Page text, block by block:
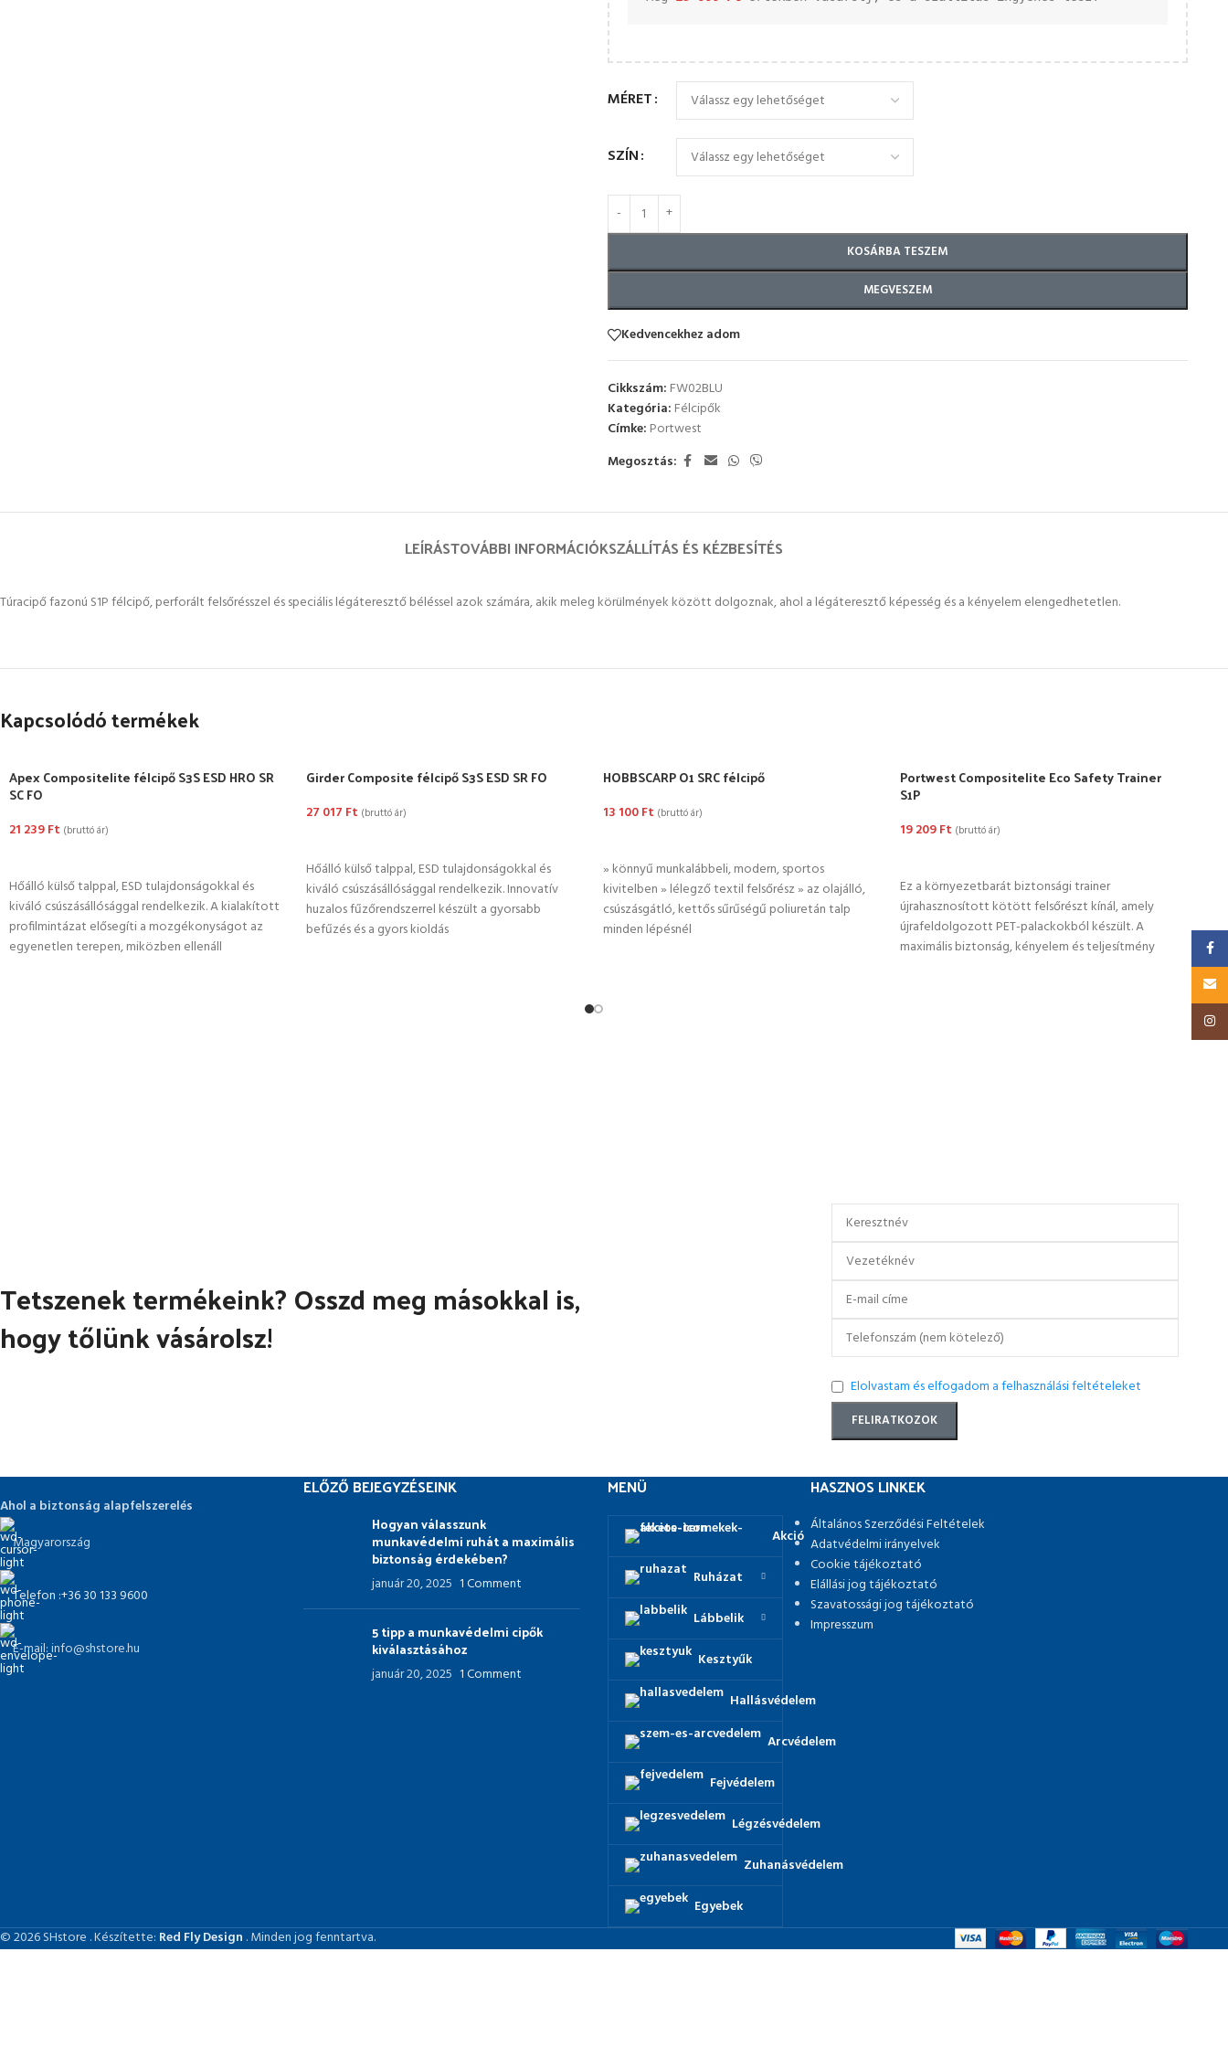
MÉRET
SZÍN
KOSÁRBA TESZEM
MEGVESZEM
Kedvencekhez adom
Cikkszám: FW02BLU
Kategória: Félcipők
Címke: Portwest
Megosztás:
LEÍRÁSTOVÁBBI INFORMÁCIÓKSZÁLLÍTÁS ÉS KÉZBESÍTÉS
Túracipő fazonú S1P félcipő, perforált felsőrésszel és speciális légáteresztő béléssel azok számára, akik meleg körülmények között dolgoznak, ahol a légáteresztő képesség és a kényelem elengedhetetlen.
Kapcsolódó termékek
Apex Compositelite félcipő S3S ESD HRO SR
SC FO
21 239Ft (bruttó ár)
Hőálló külső talppal, ESD tulajdonságokkal és
kiváló csúszásállósággal rendelkezik. A kialakított
profilmintázat elősegíti a mozgékonyságot az
egyenetlen terepen, miközben ellenáll
Girder Composite félcipő S3S ESD SR FO
27 017 Ft (bruttó ár)
Hőálló külső talppal, ESD tulajdonságokkal és
kiváló csúszásállósággal rendelkezik. Innovatív
huzalos fűzőrendszerrel készült a gyorsabb
befűzés és a gyors kioldás
HOBBSCARP O1 SRC félcipő
13 100Ft (bruttó ár)
» könnyű munkalábbeli, modern, sportos
kivitelben » lélegző textil felsőrész » az olajálló,
csúszásgátló, kettős sűrűségű poliuretán talp
minden lépésnél
Portwest Compositelite Eco Safety Trainer
S1P
19 209Ft (bruttó ár)
Ez a környezetbarát biztonsági trainer
újrahasznosított kötött felsőrészt kínál, amely
újrafeldolgozott PET-palackokból készült. A
maximális biztonság, kényelem és teljesítmény
Tetszenek termékeink? Osszd meg másokkal is,
hogy tőlünk vásárolsz!
Elolvastam és elfogadom a felhasználási feltételeket
Ahol a biztonság alapfelszerelés
Magyarország
Telefon :+36 30 133 9600
E-mail: info@shstore.hu
ELŐZŐ BEJEGYZÉSEINK
Hogyan válasszunk
munkavédelmi ruhát a maximális
biztonság érdekében?
január 20, 2025 1 Comment
5 tipp a munkavédelmi cipők
kiválasztásához
január 20, 2025 1 Comment
MENÜ
Akció
Ruházat
Lábbelik
Kesztyűk
Hallásvédelem
Arcvédelem
Fejvédelem
Légzésvédelem
Zuhanásvédelem
Egyebek
HASZNOS LINKEK
Általános Szerződési Feltételek
Adatvédelmi irányelvek
Cookie tájékoztató
Elállási jog tájékoztató
Szavatossági jog tájékoztató
Impresszum
© 2026 SHstore . Készítette: Red Fly Design . Minden jog fenntartva.
Email